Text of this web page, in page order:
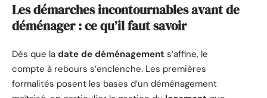
Les démarches incontournables avant de
déménager : ce qu’il faut savoir
Dès que la date de déménagement s’affine, le
compte à rebours s’enclenche. Les premières
formalités posent les bases d’un déménagement